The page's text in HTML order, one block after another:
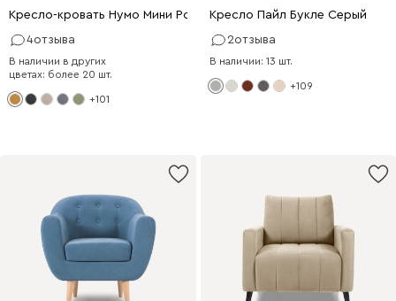
Кресло-кровать Нумо Мини Рогожка Желтый
4отзыва
В наличии в других
цветах: более 20 шт.
+101
Кресло Пайл Букле Серый
2отзыва
В наличии: 13 шт.
+109